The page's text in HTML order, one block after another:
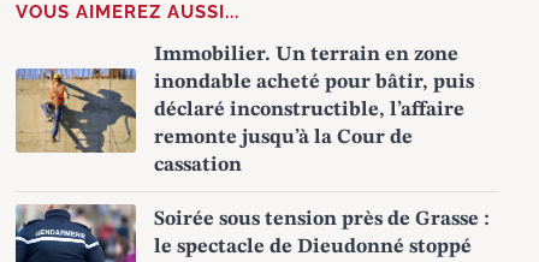
VOUS AIMEREZ AUSSI...
Immobilier. Un terrain en zone
inondable acheté pour bâtir, puis
déclaré inconstructible, l’affaire
remonte jusqu’à la Cour de
cassation
Soirée sous tension près de Grasse :
le spectacle de Dieudonné stoppé